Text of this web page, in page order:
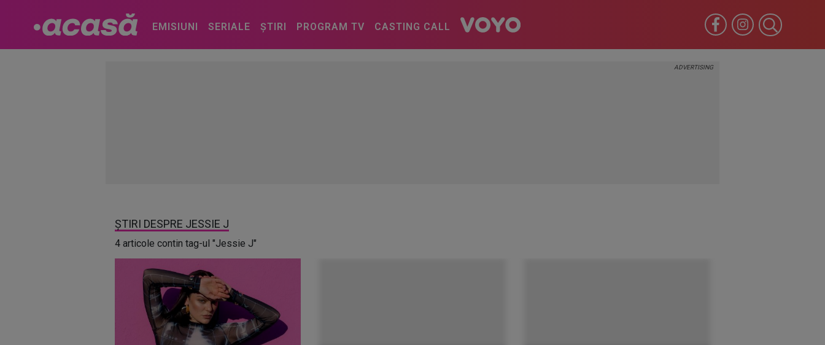
EMISIUNI SERIALE ȘTIRI PROGRAM TV CASTING CALL
ȘTIRI DESPRE JESSIE J
4 articole contin tag-ul "Jessie J"